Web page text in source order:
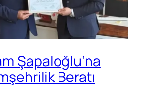
Şapaloğlu’na
Beratı